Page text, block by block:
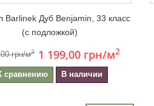
Barlinek Дуб Benjamin, 33 класс
(с подложкой)
грн/м2 1 199,00 грн/м2
сравнению В наличии